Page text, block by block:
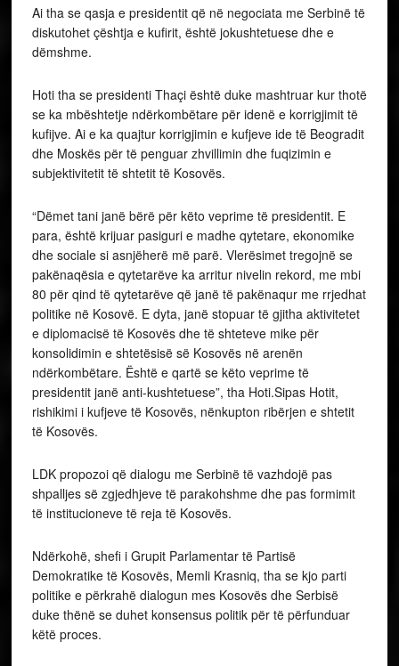
Ai tha se qasja e presidentit që në negociata me Serbinë të
diskutohet çështja e kufirit, është jokushtetuese dhe e
dëmshme.
Hoti tha se presidenti Thaçi është duke mashtruar kur thotë
se ka mbështetje ndërkombëtare për idenë e korrigjimit të
kufijve. Ai e ka quajtur korrigjimin e kufjeve ide të Beogradit
dhe Moskës për të penguar zhvillimin dhe fuqizimin e
subjektivitetit të shtetit të Kosovës.
“Dëmet tani janë bërë për këto veprime të presidentit. E
para, është krijuar pasiguri e madhe qytetare, ekonomike
dhe sociale si asnjëherë më parë. Vlerësimet tregojnë se
pakënaqësia e qytetarëve ka arritur nivelin rekord, me mbi
80 për qind të qytetarëve që janë të pakënaqur me rrjedhat
politike në Kosovë. E dyta, janë stopuar të gjitha aktivitetet
e diplomacisë të Kosovës dhe të shteteve mike për
konsolidimin e shtetësisë së Kosovës në arenën
ndërkombëtare. Është e qartë se këto veprime të
presidentit janë anti-kushtetuese”, tha Hoti.Sipas Hotit,
rishikimi i kufjeve të Kosovës, nënkupton ribërjen e shtetit
të Kosovës.
LDK propozoi që dialogu me Serbinë të vazhdojë pas
shpalljes së zgjedhjeve të parakohshme dhe pas formimit
të institucioneve të reja të Kosovës.
Ndërkohë, shefi i Grupit Parlamentar të Partisë
Demokratike të Kosovës, Memli Krasniq, tha se kjo parti
politike e përkrahë dialogun mes Kosovës dhe Serbisë
duke thënë se duhet konsensus politik për të përfunduar
këtë proces.